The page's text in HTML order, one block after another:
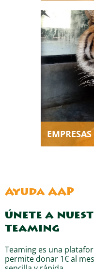
Gracias a
empresas
apoyo
atender a
Ayuda AAP
únete a
teaming
Teaming es una
permite donar 1€ al